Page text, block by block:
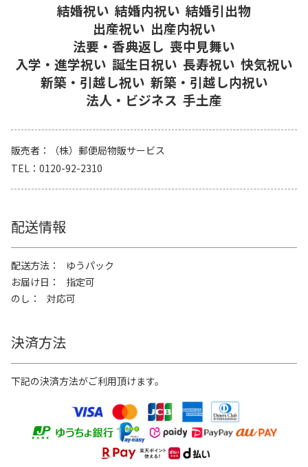
結婚祝い 結婚内祝い 結婚引出物
出産祝い 出産内祝い
法要・香典返し 喪中見舞い
入学・進学祝い 誕生日祝い 長寿祝い 快気祝い
新築・引越し祝い 新築・引越し内祝い
法人・ビジネス 手土産
販売者
（株）郵便局物販サービス
TEL
0120-92-2310
配送情報
配送方法
ゆうパック
お届け日
指定可
のし
対応可
決済方法
下記の決済方法がご利用頂けます。